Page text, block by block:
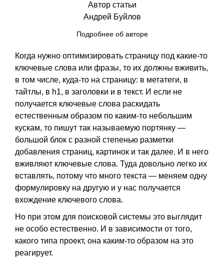
Автор статьи
Андрей Буйлов
Подробнее об авторе
Когда нужно оптимизировать страницу под какие-то
ключевые слова или фразы, то их должны вживить,
в том числе, куда-то на страницу: в метатеги, в
тайтлы, в h1, в заголовки и в текст. И если не
получается ключевые слова раскидать
естественным образом по каким-то небольшим
кускам, то пишут так называемую портянку —
большой блок с разной степенью разметки
добавления страниц, картинок и так далее. И в него
вживляют ключевые слова. Туда довольно легко их
вставлять, потому что много текста — меняем одну
формулировку на другую и у нас получается
вхождение ключевого слова.
Но при этом для поисковой системы это выглядит
не особо естественно. И в зависимости от того,
какого типа проект, она каким-то образом на это
реагирует.